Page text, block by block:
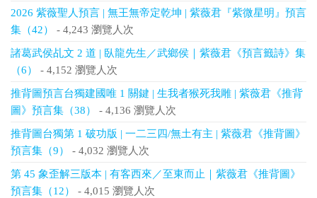
2026 紫薇聖人預言 | 無王無帝定乾坤 | 紫薇君『紫微星明』預言
集（42）
- 4,243 瀏覽人次
諸葛武侯乩文 2 道 | 臥龍先生／武鄉侯｜紫薇君《預言籤詩》集
（6）
- 4,152 瀏覽人次
推背圖預言台獨建國唯 1 關鍵 | 生我者猴死我雕 | 紫薇君《推背
圖》預言集（38）
- 4,136 瀏覽人次
推背圖台獨第 1 破功版 | 一二三四/無土有主 | 紫薇君《推背圖》
預言集（9）
- 4,032 瀏覽人次
第 45 象歪解三版本 | 有客西來／至東而止｜紫薇君《推背圖》
預言集（12）
- 4,015 瀏覽人次